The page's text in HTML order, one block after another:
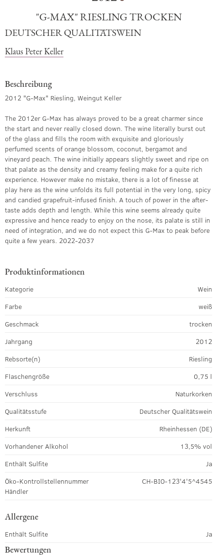
"G-MAX" RIESLING TROCKEN
DEUTSCHER QUALITÄTSWEIN
Klaus Peter Keller
Beschreibung
2012 "G-Max" Riesling, Weingut Keller
The 2012er G-Max has always proved to be a great charmer since
the start and never really closed down. The wine literally burst out
of the glass and fills the room with exquisite and gloriously
perfumed scents of orange blossom, coconut, bergamot and
vineyard peach. The wine initially appears slightly sweet and ripe on
that palate as the density and creamy feeling make for a quite rich
experience. However make no mistake, there is a lot of finesse at
play here as the wine unfolds its full potential in the very long, spicy
and candied grapefruit-infused finish. A touch of power in the after-
taste adds depth and length. While this wine seems already quite
expressive and hence ready to enjoy on the nose, its palate is still in
need of integration, and we do not expect this G-Max to peak before
quite a few years. 2022-2037
Produktinformationen
Kategorie
Wein
Farbe
weiß
Geschmack
trocken
Jahrgang
2012
Rebsorte(n)
Riesling
Flaschengröße
0,75 l
Verschluss
Naturkorken
Qualitätsstufe
Deutscher Qualitätswein
Herkunft
Rheinhessen (DE)
Vorhandener Alkohol
13,5% vol
Enthält Sulfite
Ja
Öko-Kontrollstellennummer
Händler
CH-BIO-123'4'5^4545
Allergene
Enthält Sulfite Ja
Bewertungen